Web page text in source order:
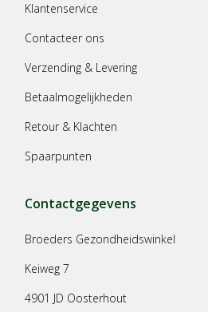
Klantenservice
Contacteer ons
Verzending & Levering
Betaalmogelijkheden
Retour & Klachten
Spaarpunten
Contactgegevens
Broeders Gezondheidswinkel
Keiweg 7
4901 JD Oosterhout